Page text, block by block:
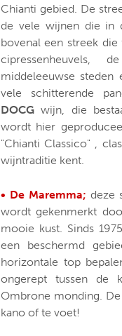
Chianti gebied. De
de vele wijnen die in
bovenal een streek
cipressenheuvels,
middeleeuwse
vele schitterende
DOCGwijn, die
wordt hier
"Chianti Classico" ,
wijntraditie kent.
• De Maremma; deze
wordt gekenmerkt
mooie kust. Sinds
een beschermd
horizontale top
ongerept tussen de
Ombrone monding.
kano of te voet!